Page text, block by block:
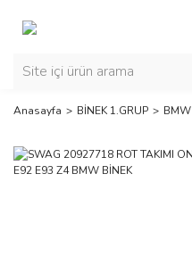
Anasayfa BİNEK 1.GRUP BMW